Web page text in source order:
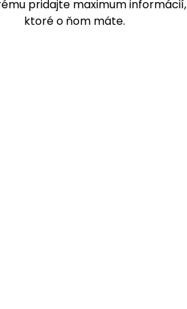
pridajte maximum informácií,
ktoré o ňom máte.